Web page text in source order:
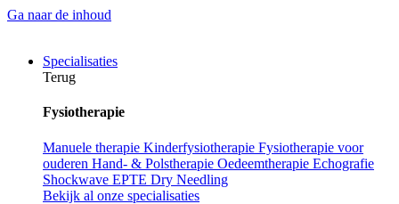
Ga naar de inhoud
Specialisaties
Terug
Fysiotherapie
Manuele therapie Kinderfysiotherapie Fysiotherapie voor
ouderen Hand- & Polstherapie Oedeemtherapie Echografie
Shockwave EPTE Dry Needling
Bekijk al onze specialisaties